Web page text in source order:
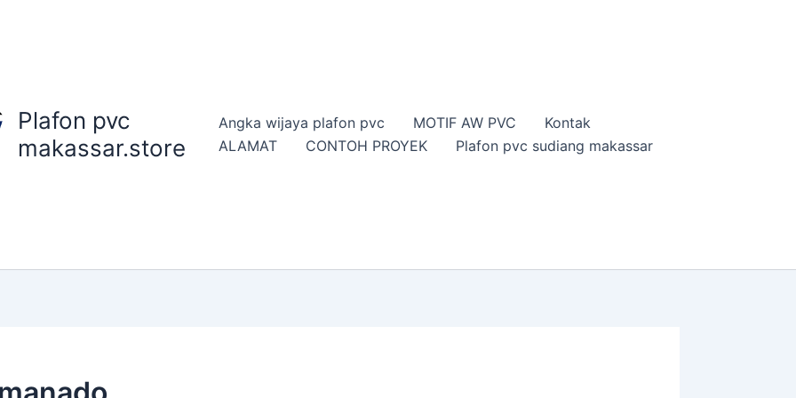
Plafon pvc
makassar.store
Angka wijaya plafon pvc MOTIF AW PVC
Kontak
ALAMAT
CONTOH PROYEK Plafon pvc sudiang makassar